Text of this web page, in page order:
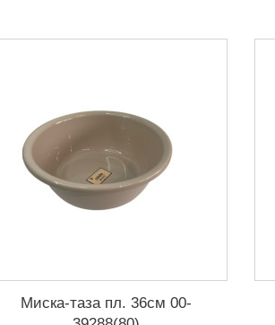
Миска-таза пл. 36см 00-